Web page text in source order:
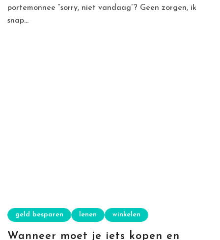
portemonnee “sorry, niet vandaag”? Geen zorgen, ik
snap...
geld besparen lenen winkelen
Wanneer moet je iets kopen en